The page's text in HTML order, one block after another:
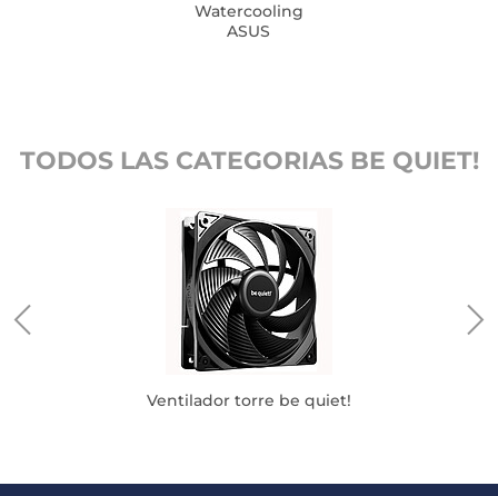
Watercooling
ASUS
TODOS LAS CATEGORIAS BE QUIET!
Ventilador torre be quiet!